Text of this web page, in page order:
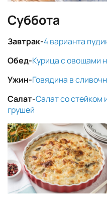
Суббота
Завтрак-4 варианта
Обед-Курица с овощами
Ужин-Говядина в
Салат-Салат со стейком
грушей